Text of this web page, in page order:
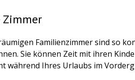
Familienzimmer sind so
Sie können Zeit mit ihren
während Ihres Urlaubs im